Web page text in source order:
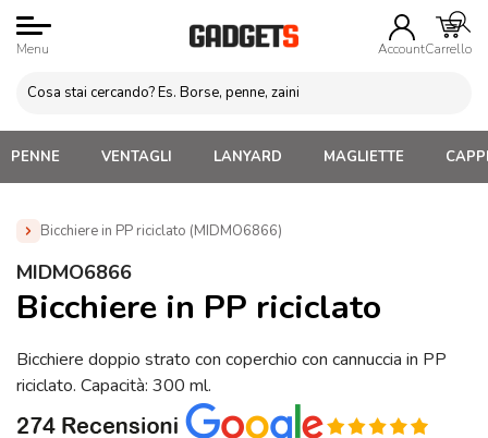
Menu AccountCarrello
PENNE VENTAGLI LANYARD MAGLIETTE
Bicchiere in PP riciclato (MIDMO6866)
Home » Tazze e bicchieri
MIDMO6866
Bicchiere in PP riciclato
Bicchiere doppio strato con coperchio con cannuccia in PP
riciclato. Capacità: 300 ml.